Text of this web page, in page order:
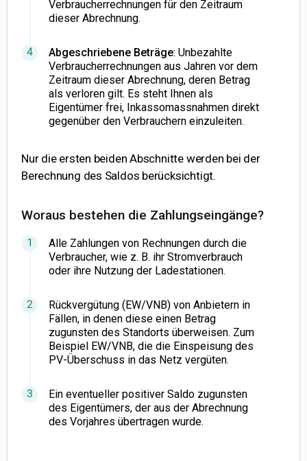
Verbraucherrechnungen für den Zeitraum
dieser Abrechnung.
Abgeschriebene Beträge: Unbezahlte
Verbraucherrechnungen aus Jahren vor dem
Zeitraum dieser Abrechnung, deren Betrag
als verloren gilt. Es steht Ihnen als
Eigentümer frei, Inkassomassnahmen direkt
gegenüber den Verbrauchern einzuleiten.
Nur die ersten beiden Abschnitte werden bei der
Berechnung des Saldos berücksichtigt.
Woraus bestehen die Zahlungseingänge?
Alle Zahlungen von Rechnungen durch die
Verbraucher, wie z. B. ihr Stromverbrauch
oder ihre Nutzung der Ladestationen.
Rückvergütung (EW/VNB) von Anbietern in
Fällen, in denen diese einen Betrag
zugunsten des Standorts überweisen. Zum
Beispiel EW/VNB, die die Einspeisung des
PV-Überschuss in das Netz vergüten.
Ein eventueller positiver Saldo zugunsten
des Eigentümers, der aus der Abrechnung
des Vorjahres übertragen wurde.